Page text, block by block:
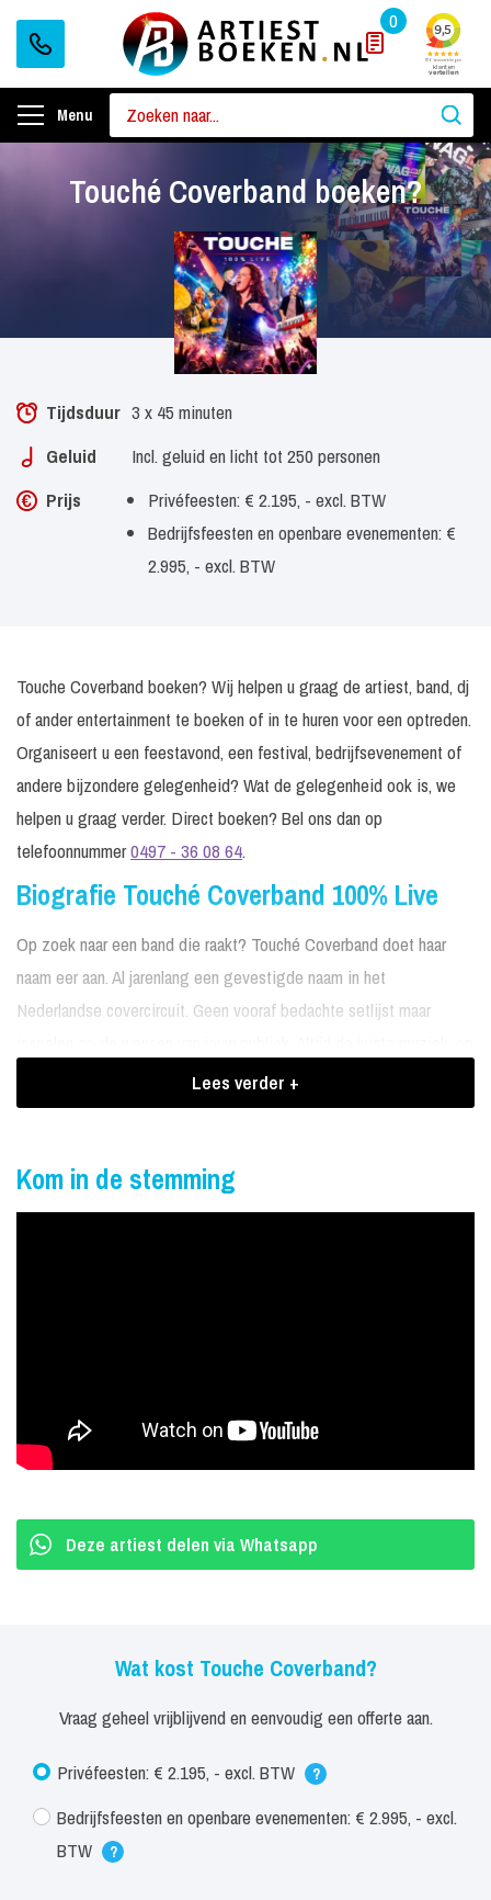
0
Menu
Touché Coverband boeken?
Tijdsduur 3 x 45 minuten
Geluid
Incl. geluid en licht tot 250 personen
Prijs
Privéfeesten: € 2.195, - excl. BTW
Bedrijfsfeesten en openbare evenementen: €
2.995, - excl. BTW
Touche Coverband boeken? Wij helpen u graag de artiest, band, dj
of ander entertainment te boeken of in te huren voor een optreden.
Organiseert u een feestavond, een festival, bedrijfsevenement of
andere bijzondere gelegenheid? Wat de gelegenheid ook is, we
helpen u graag verder. Direct boeken? Bel ons dan op
telefoonnummer0497 - 36 08 64.
Biografie Touché Coverband 100% Live
Op zoek naar een band die raakt? Touché Coverband doet haar
naam eer aan. Al jarenlang een gevestigde naam in het
Nederlandse covercircuit. Geen vooraf bedachte setlijst maar
het juiste moment, alles100% live.
Touché heeft repertoire van toen en nu,
Met 5 ervaren muzikanten speelt deze band een aanstekelijk
Lees verder +
Kom in de stemming
Deze artiest delen via Whatsapp
Wat kost Touche Coverband?
Vraag geheel vrijblijvend en eenvoudig een offerte aan.
Privéfeesten: € 2.195, - excl. BTW ?
Bedrijfsfeesten en openbare evenementen: € 2.995, - excl.
BTW
?